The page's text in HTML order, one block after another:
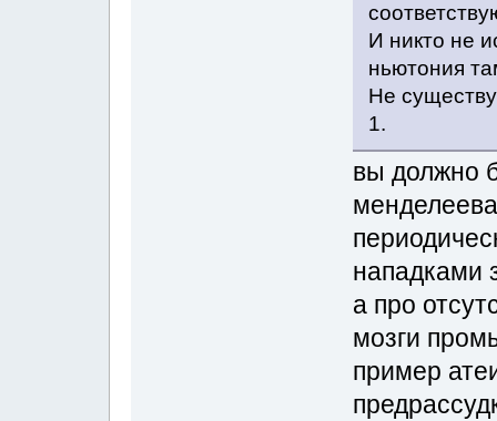
И никто не
ньютония
Не
1.
вы должно
нападками
а про
мозги
пример